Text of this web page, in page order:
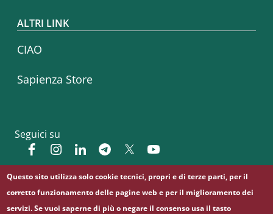
ALTRI LINK
CIAO
Sapienza Store
Seguici su
FacebookInstagramLinkedinTelegram
Twitter
© Sapienza Università di Roma - Piazzale Aldo Moro 5,
00185 Roma - (+39) 06 49911 - C.F.: 80209930587 - P. Iva:
Questo sito utilizza solo cookie tecnici, propri e di terze parti, per il
corretto funzionamento delle pagine web e per il miglioramento dei
servizi. Se vuoi saperne di più o negare il consenso usa il tasto